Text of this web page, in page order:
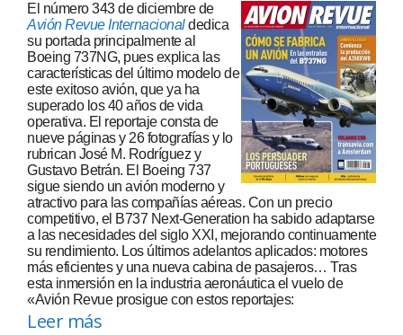
El número 343 de diciembre de
Avión Revue Internacionaldedica
su portada principalmente al
Boeing 737NG, pues explica las
características del último modelo de
este exitoso avión, que ya ha
superado los 40 años de vida
operativa. El reportaje consta de
nueve páginas y 26 fotografías y lo
rubrican José M. Rodríguez y
Gustavo Betrán. El Boeing 737
sigue siendo un avión moderno y
atractivo para las compañías aéreas. Con un precio
competitivo, el B737 Next-Generation ha sabido adaptarse
a las necesidades del siglo XXI, mejorando continuamente
su rendimiento. Los últimos adelantos aplicados: motores
más eficientes y una nueva cabina de pasajeros… Tras
esta inmersión en la industria aeronáutica el vuelo de
«Avión Revue prosigue con estos reportajes:
Leer más